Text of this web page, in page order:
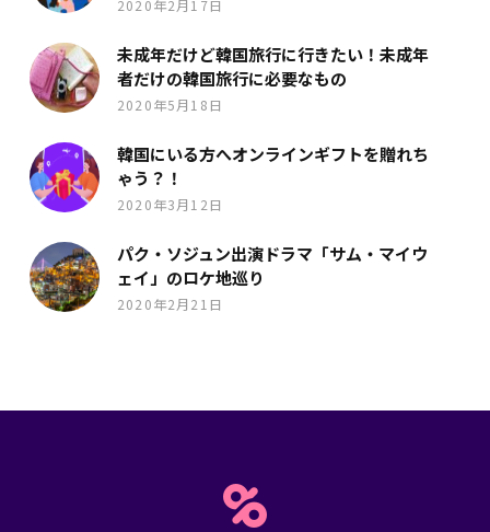
2020年2月17日
未成年だけど韓国旅行に行きたい！未成年
者だけの韓国旅行に必要なもの
2020年5月18日
韓国にいる方へオンラインギフトを贈れち
ゃう？！
2020年3月12日
パク・ソジュン出演ドラマ「サム・マイウ
ェイ」のロケ地巡り
2020年2月21日